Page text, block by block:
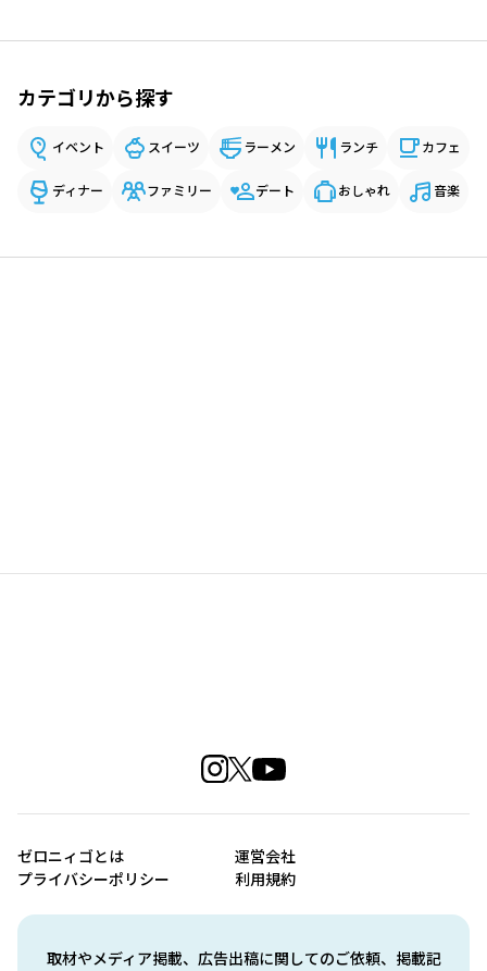
カテゴリから探す
イベント スイーツ ラーメン ランチ カフェ
ディナー ファミリー デート おしゃれ 音楽
取材やメディア掲載、広告出稿に関してのご依頼、掲載記
ゼロニィゴとは
運営会社
プライバシーポリシー
利用規約